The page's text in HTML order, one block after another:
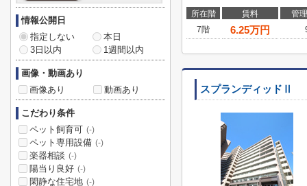
所在階 賃料
管
7階
6.25万円
スプランディッドⅡ
情報公開日
指定しない
本日
3日以内
1週間以内
画像・動画あり
画像あり
動画あり
こだわり条件
ペット飼育可 (-)
ペット専用設備 (-)
楽器相談 (-)
陽当り良好 (-)
閑静な住宅地 (-)